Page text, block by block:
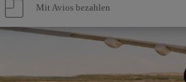
Mit Avios bezahlen